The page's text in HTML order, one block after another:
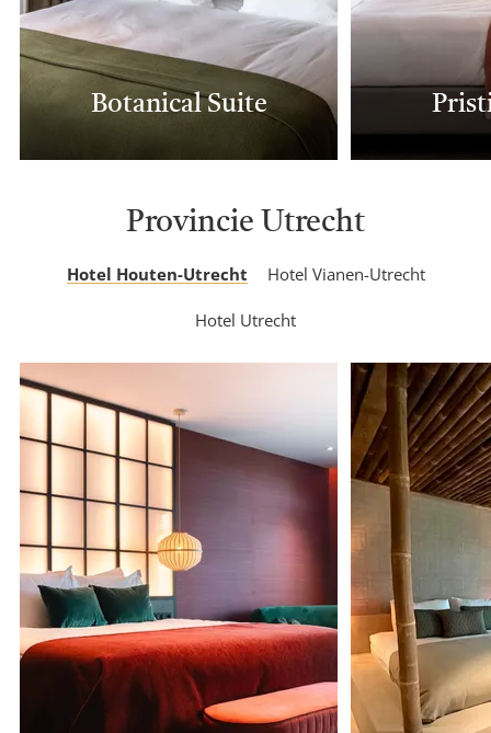
Botanical Suite
Provincie Utrecht
Hotel Houten-Utrecht Hotel Vianen-Utrecht
Hotel Utrecht